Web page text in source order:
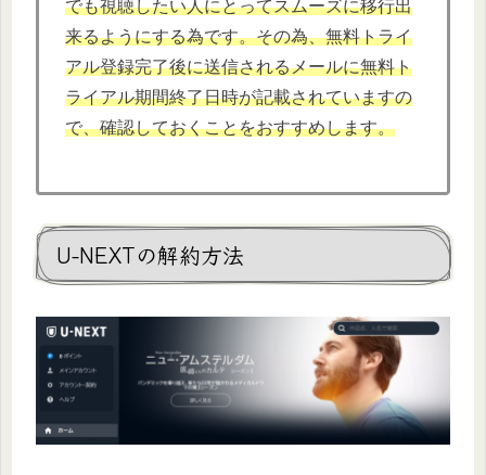
でも視聴したい人にとってスムーズに移行出
来るようにする為です。その為、無料トライ
アル登録完了後に送信されるメールに無料ト
ライアル期間終了日時が記載されていますの
で、確認しておくことをおすすめします。
U-NEXTの解約方法